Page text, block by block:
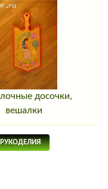
досочки,
вешалки